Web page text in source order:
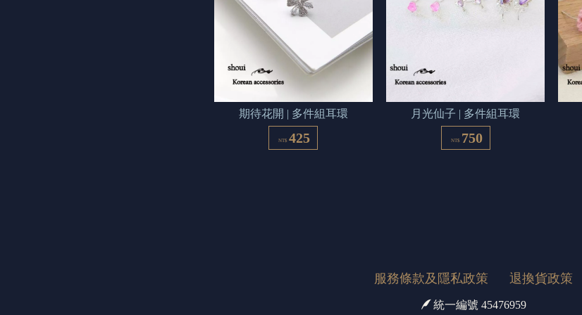
NT$ 425
期待花開 | 多件組耳環
NT$ 750
月光仙子 | 多件組耳環
服務條款及隱私政策 退換貨政策
統一編號 45476959